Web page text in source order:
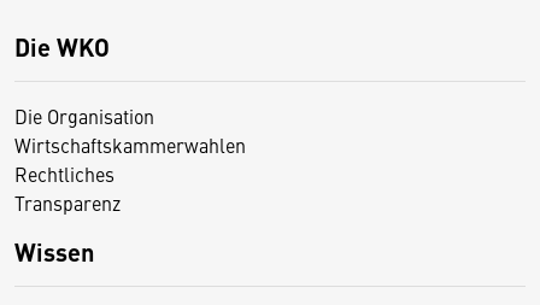
Die WKO
Die Organisation
Wirtschaftskammerwahlen
Rechtliches
Transparenz
Wissen